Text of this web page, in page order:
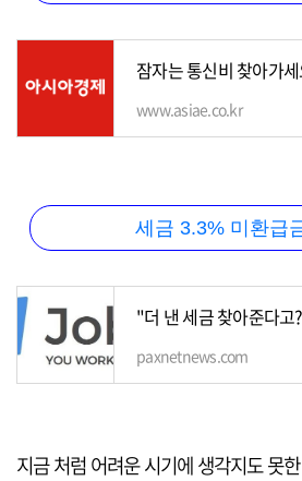
잠자는 통신비 찾아가
www.asiae.co.kr
세금 3.3% 미환급
paxnetnews.com
지금 처럼 어려운 시기에 생각지도 못